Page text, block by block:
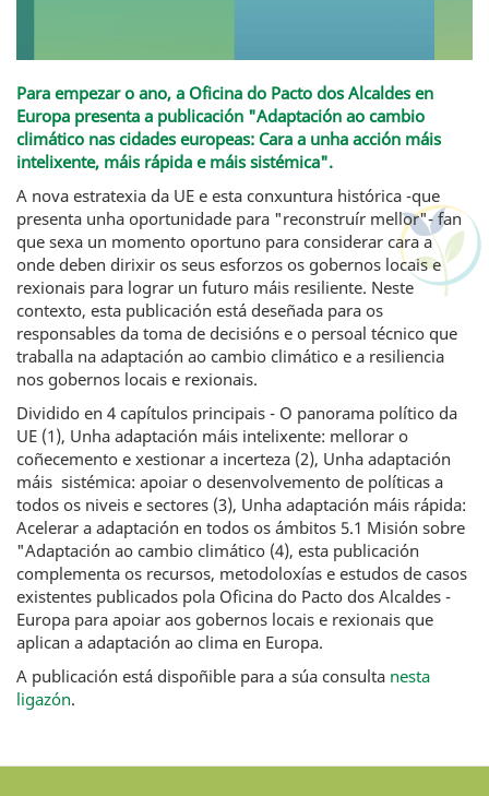
Para empezar o ano, a Oficina do Pacto dos Alcaldes en
Europa presenta a publicación "Adaptación ao cambio
climático nas cidades europeas: Cara a unha acción máis
intelixente, máis rápida e máis sistémica".
A nova estratexia da UE e esta conxuntura histórica -que
presenta unha oportunidade para "reconstruír mellor"- fan
que sexa un momento oportuno para considerar cara a
onde deben dirixir os seus esforzos os gobernos locais e
rexionais para lograr un futuro máis resiliente. Neste
contexto, esta publicación está deseñada para os
responsables da toma de decisións e o persoal técnico que
traballa na adaptación ao cambio climático e a resiliencia
nos gobernos locais e rexionais.
Dividido en 4 capítulos principais - O panorama político da
UE (1), Unha adaptación máis intelixente: mellorar o
coñecemento e xestionar a incerteza (2), Unha adaptación
máis sistémica: apoiar o desenvolvemento de políticas a
todos os niveis e sectores (3), Unha adaptación máis rápida:
Acelerar a adaptación en todos os ámbitos 5.1 Misión sobre
"Adaptación ao cambio climático (4), esta publicación
complementa os recursos, metodoloxías e estudos de casos
existentes publicados pola Oficina do Pacto dos Alcaldes -
Europa para apoiar aos gobernos locais e rexionais que
aplican a adaptación ao clima en Europa.
A publicación está dispoñible para a súa consulta nesta
ligazón.